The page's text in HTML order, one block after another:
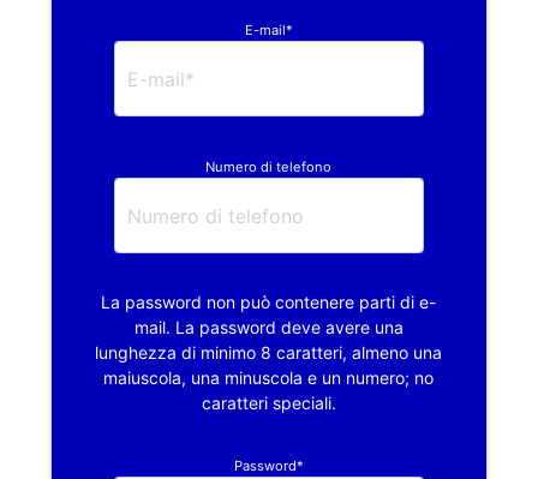
E-mail*
Numero di telefono
La password non può contenere parti di e-
mail. La password deve avere una
lunghezza di minimo 8 caratteri, almeno una
maiuscola, una minuscola e un numero; no
caratteri speciali.
Password*